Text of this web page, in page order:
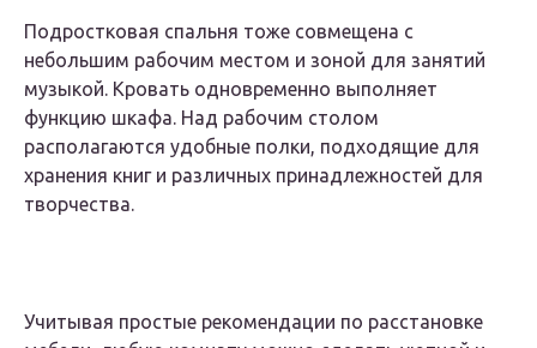
Подростковая спальня тоже совмещена с
небольшим рабочим местом и зоной для занятий
музыкой. Кровать одновременно выполняет
функцию шкафа. Над рабочим столом
располагаются удобные полки, подходящие для
хранения книг и различных принадлежностей для
творчества.
Учитывая простые рекомендации по расстановке